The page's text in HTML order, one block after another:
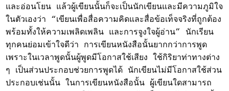
และอ่อนโยน แล้วผู้เขียนนั้นก็จะเป็นนักเขียนและมีความภูมิใจ
ในตัวเองว่า “เขียนเพื่อสื่อความคิดและสื่อข้อเท็จจริงที่ถูกต้อง
พร้อมทั้งให้ความเพลิดเพลิน และการจูงใจผู้อ่าน” นักเรียน
ทุกคนย่อมเข้าใจดีว่า การเขียนหนังสือนั้นยากกว่าการพูด
เพราะในเวลาพูดนั้นผู้พูดมีโอกาสใช้เสียง ใช้กิริยาท่าทางต่าง
ๆ เป็นส่วนประกอบช่วยการพูดได้ นักเขียนไม่มีโอกาสใช้ส่วน
ประกอบเช่นนั้น ในการเขียนหนังสือนั้น ผู้เขียนใดสามารถ